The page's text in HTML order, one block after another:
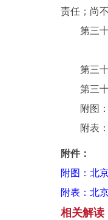
责任；尚
第三
第三
第三
附图
附表
附件：
附图：北
附表：北
相关解读